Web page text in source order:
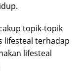
topik-topik
lifesteal terhadap
lifesteal